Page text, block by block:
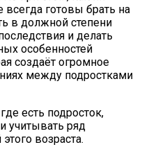
всегда готовы брать на
в должной степени
и делать
особенностей
создаёт огромное
между подростками
есть подросток,
учитывать ряд
возраста.